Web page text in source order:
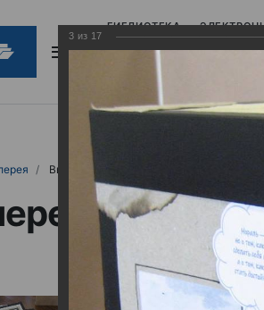
БИБЛИОТЕКА
Выставка творческих и дидактических работ к 300-летнему юбилею немецкого философа Иммануила Канта
3 из 17